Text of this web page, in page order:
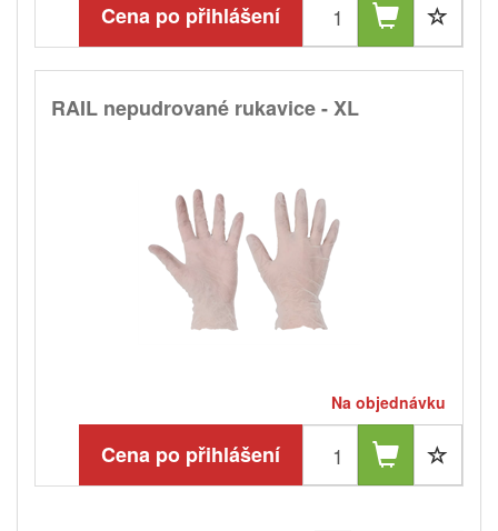
Cena po přihlášení
RAIL nepudrované rukavice - XL
Na objednávku
Cena po přihlášení